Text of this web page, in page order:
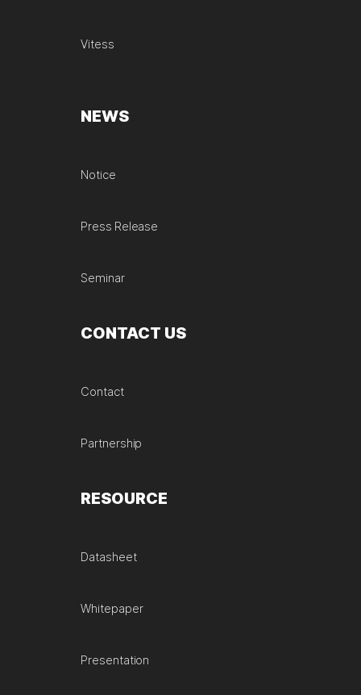
Vitess
NEWS
Notice
Press Release
Seminar
CONTACT US
Contact
Partnership
RESOURCE
Datasheet
Whitepaper
Presentation